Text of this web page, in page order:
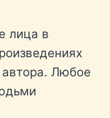
лица в
Любое